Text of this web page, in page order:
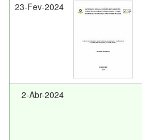
23-Fev-2024
2-Abr-2024